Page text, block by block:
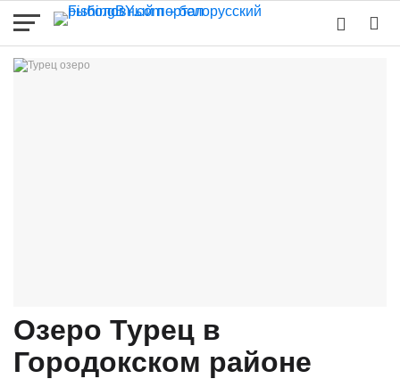
Озеро Турец в
Городокском районе